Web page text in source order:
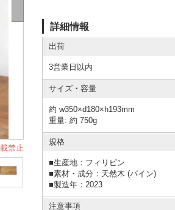
禁止
詳細情報
出荷
3営業日以内
サイズ・容量
約 w350×d180×h193mm
重量: 約 750g
規格
■生産地：フィリピン
■素材・成分：天然木 (パイン)
■製造年：2023
注意事項